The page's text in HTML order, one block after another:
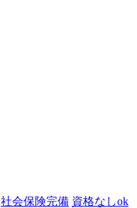
社会保険完備 資格なしok